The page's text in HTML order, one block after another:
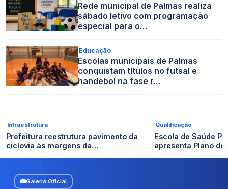
Rede municipal de Palmas realiza
sábado letivo com programação
especial para o…
Educação
Escolas municipais de Palmas
conquistam títulos no futsal e
handebol na fase r…
Infraestrutura
Prefeitura reestrutura pavimento da
ciclovia às margens da…
Qualificação
Escola de Saúde
apresenta Plano
Galeria Oficial